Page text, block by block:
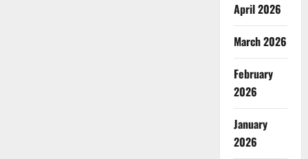
April 2026
March 2026
February
2026
January
2026